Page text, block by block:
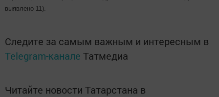
выявлено 11).
Следите за самым важным и интересным в
Telegram-канале Татмедиа
Читайте новости Татарстана в